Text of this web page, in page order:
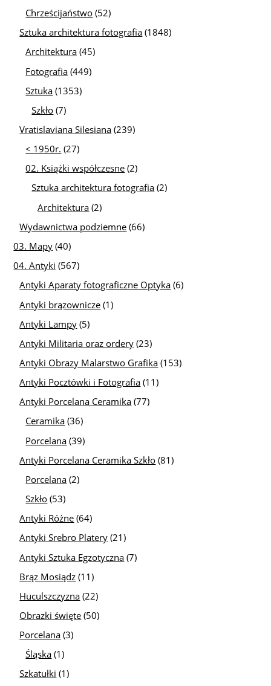
Chrześcijaństwo (52)
Sztuka architektura fotografia (1848)
Architektura (45)
Fotografia (449)
Sztuka (1353)
Szkło (7)
Vratislaviana Silesiana (239)
< 1950r. (27)
02. Książki współczesne (2)
Sztuka architektura fotografia (2)
Architektura (2)
Wydawnictwa podziemne (66)
03. Mapy (40)
04. Antyki (567)
Antyki Aparaty fotograficzne Optyka (6)
Antyki brązownicze (1)
Antyki Lampy (5)
Antyki Militaria oraz ordery (23)
Antyki Obrazy Malarstwo Grafika (153)
Antyki Pocztówki i Fotografia (11)
Antyki Porcelana Ceramika (77)
Ceramika (36)
Porcelana (39)
Antyki Porcelana Ceramika Szkło (81)
Porcelana (2)
Szkło (53)
Antyki Różne (64)
Antyki Srebro Platery (21)
Antyki Sztuka Egzotyczna (7)
Brąz Mosiądz (11)
Huculszczyzna (22)
Obrazki święte (50)
Porcelana (3)
Śląska (1)
Szkatułki (1)